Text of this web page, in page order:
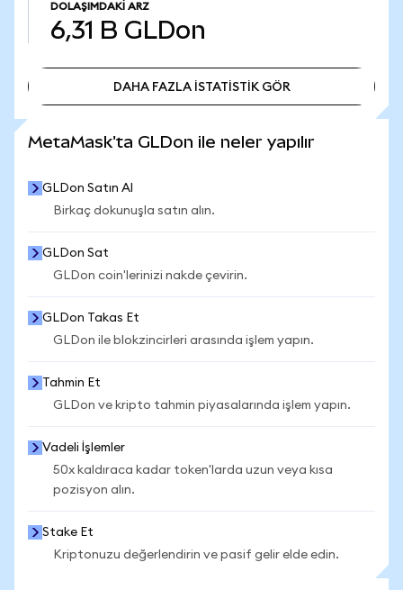
DOLAŞIMDAKI ARZ
6,31 B GLDon
DAHA FAZLA İSTATİSTİK GÖR
MetaMask'ta GLDon ile neler yapılır
GLDon Satın Al
Birkaç dokunuşla satın alın.
GLDon Sat
GLDon coin'lerinizi nakde çevirin.
GLDon Takas Et
GLDon ile blokzincirleri arasında işlem yapın.
Tahmin Et
GLDon ve kripto tahmin piyasalarında işlem yapın.
Vadeli İşlemler
50x kaldıraca kadar token'larda uzun veya kısa
pozisyon alın.
Stake Et
Kriptonuzu değerlendirin ve pasif gelir elde edin.